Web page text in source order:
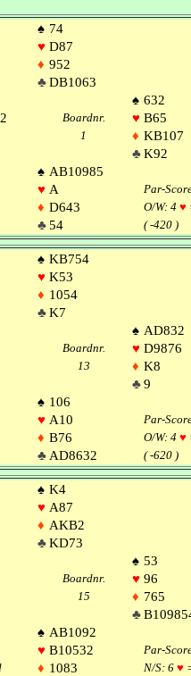
♠ 74
♥ D87
♦ 952
♣DB1063
♠ 632
Boardnr. ♥ B65
1 ♦ KB107
♣K92
♠ AB10985
♥ A
Par-
♦ D643 O/W: 4 ♥
♣54 ( -420 )
♠ KB754
♥ K53
♦ 1054
♣K7
♠ AD832
Boardnr. ♥ D9876
13 ♦ K8
♣9
♠ 106
♥ A10
Par-
♦ B76 O/W: 4 ♥
♣ AD8632 ( -620 )
♠ K4
♥ A87
♦ AKB2
♣KD73
♠ 53
Boardnr. ♥ 96
15 ♦ 765
♣
♠ AB1092
♥ B10532
Par-
♦ 1083 N/S: 6 ♥